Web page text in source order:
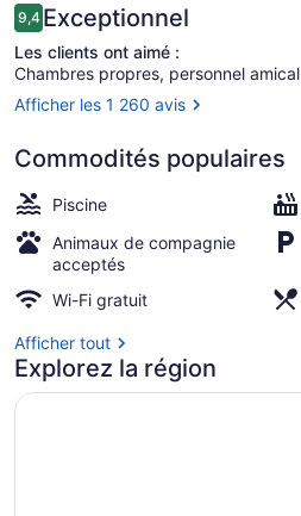
Resort
Avis
9,49,4 sur 10 –
Exceptionnel
Les clients ont aimé :
Chambres propres, personnel amical
Afficher les 1 260 avis
Commodités populaires
Piscine
Animaux de compagnie
acceptés
Wi-Fi gratuit
Afficher tout
Explorez la région